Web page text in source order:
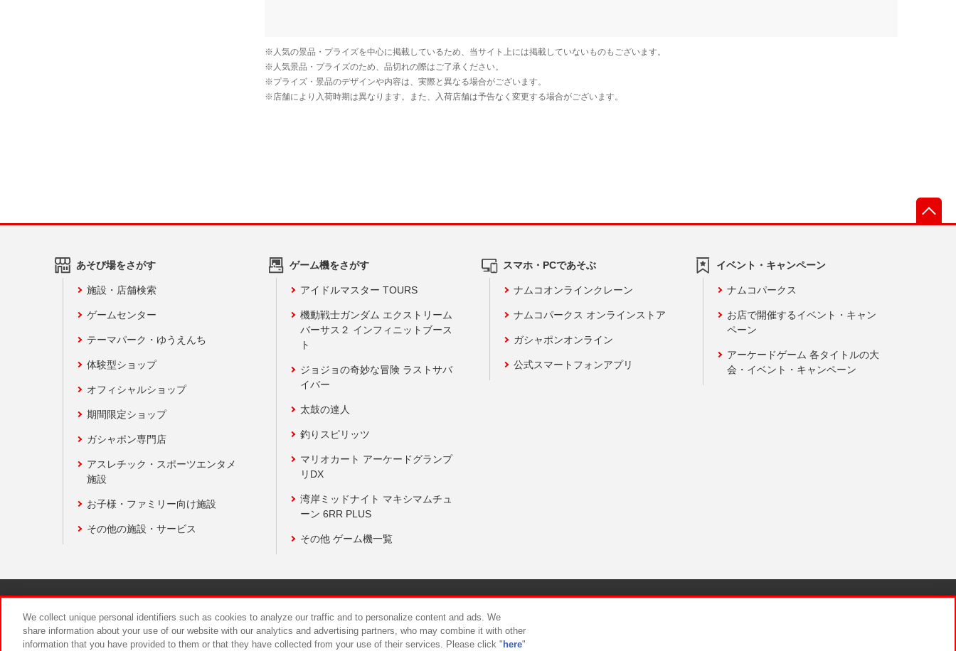
あそび場をさがす
施設・店舗検索
ゲームセンター
テーマパーク・ゆうえんち
体験型ショップ
オフィシャルショップ
期間限定ショップ
ガシャポン専門店
アスレチック・スポーツエンタメ
施設
お子様・ファミリー向け施設
その他の施設・サービス
ゲーム機をさがす
アイドルマスター TOURS
機動戦士ガンダム エクストリーム
バーサス２ インフィニットブース
ト
ジョジョの奇妙な冒険 ラストサバ
イバー
太鼓の達人
釣りスピリッツ
マリオカート アーケードグランプ
リDX
湾岸ミッドナイト マキシマムチュ
ーン 6RR PLUS
その他 ゲーム機一覧
スマホ・PCであそぶ
ナムコオンラインクレーン
ナムコパークス オンラインストア
ガシャポンオンライン
公式スマートフォンアプリ
イベント・キャンペーン
ナムコパークス
お店で開催するイベント・キャン
ペーン
アーケードゲーム 各タイトルの大
会・イベント・キャンペーン
食品のご提供について カスタマーハラスメント対応方針
We collect unique personal identifiers such as cookies to analyze our traffic and to personalize content and ads. We
share information about your use of our website with our analytics and advertising partners, who may combine it with other
information that you have provided to them or that they have collected from your use of their services. Please click " here"